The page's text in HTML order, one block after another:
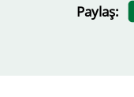
Paylaş: